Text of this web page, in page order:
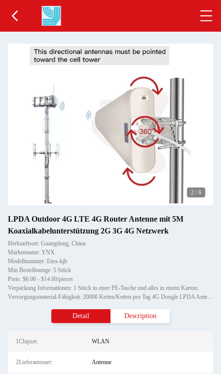
2 / 6
LPDA Outdoor 4G LTE 4G Router Antenne mit 5M
Koaxialkabelunterstützung 2G 3G 4G Netzwerk
Herkunftsort: Guangdong, China
Markenname: YNX
Modellnummer: Einx-kjh
Min Bestellmenge: 5 Stück
Preis: $6.00 - $14.00/pieces
Verpackung Informationen: 1 Stück in einer PE-Tasche und alles in einem Karton.
Versorgungsmaterial-Fähigkeit: 20000 Ketten/Ketten pro Tag 4G Dongle LPDA Antennenunterstützung 2G 3G 4G Netzwerk
Detail Description
1Chipset: WLAN
2Lieferantenart: Antenne